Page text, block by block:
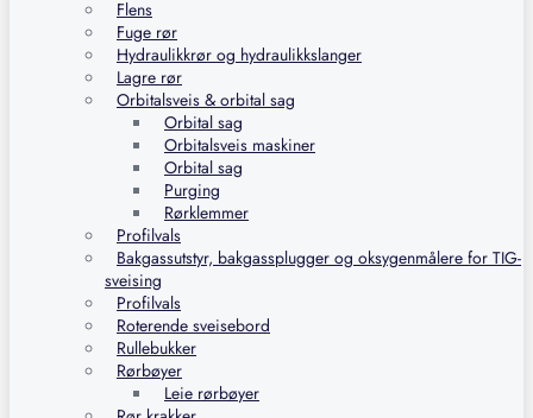
Flens
Fuge rør
Hydraulikkrør og hydraulikkslanger
Lagre rør
Orbitalsveis & orbital sag
Orbital sag
Orbitalsveis maskiner
Orbital sag
Purging
Rørklemmer
Profilvals
Bakgassutstyr, bakgassplugger og oksygenmålere for TIG-
sveising
Profilvals
Roterende sveisebord
Rullebukker
Rørbøyer
Leie rørbøyer